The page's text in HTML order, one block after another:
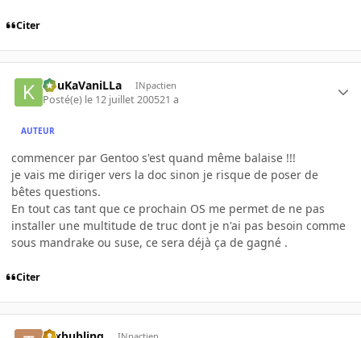
Citer
KouKaVaniLLa INpactien
Posté(e) le 12 juillet 200521 a
AUTEUR
commencer par Gentoo s'est quand même balaise !!!
je vais me diriger vers la doc sinon je risque de poser de
bêtes questions.
En tout cas tant que ce prochain OS me permet de ne pas
installer une multitude de truc dont je n'ai pas besoin comme
sous mandrake ou suse, ce sera déjà ça de gagné .
Citer